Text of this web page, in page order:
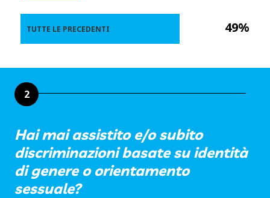
49%
TUTTE LE PRECEDENTI
2
Hai mai assistito e/o subito
discriminazioni basate su identità
di genere o orientamento
sessuale?